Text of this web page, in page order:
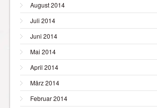
August 2014
Juli 2014
Juni 2014
Mai 2014
April 2014
März 2014
Februar 2014